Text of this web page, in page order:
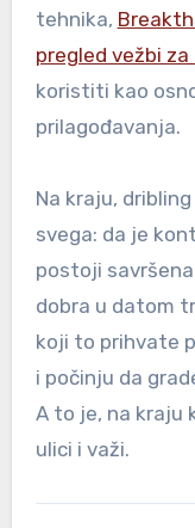
tehnika,
pregled vežbi
koristiti kao
prilagođavanja.
Na kraju,
svega: da je
postoji
dobra u datom
koji to prihvate
i počinju da
A to je, na kraju
ulici i važi.